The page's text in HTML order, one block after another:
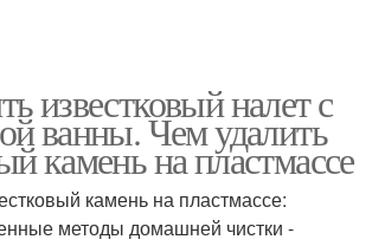
известковый налет с
ванны. Чем удалить
камень на пластмассе
камень на пластмассе:
методы домашней чистки -